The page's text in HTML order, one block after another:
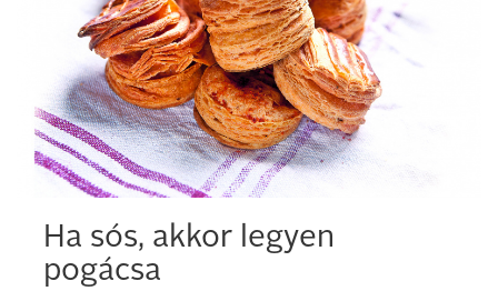
Ha sós, akkor legyen
pogácsa